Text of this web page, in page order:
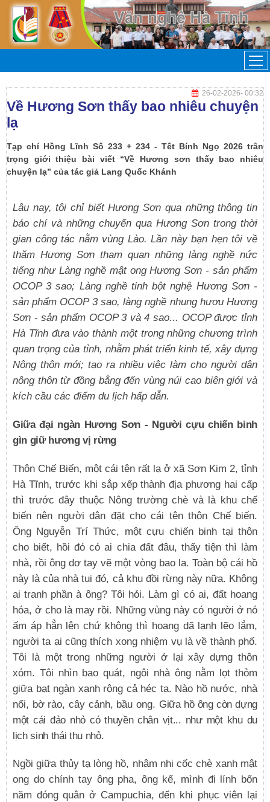
26-02-2026- 00:32
Về Hương Sơn thấy bao nhiêu chuyện
lạ
Tạp chí Hồng Lĩnh Số 233 + 234 - Tết Bính Ngọ 2026 trân
trọng giới thiệu bài viết “Về Hương sơn thấy bao nhiêu
chuyện lạ” của tác giả Lang Quốc Khánh
Lâu nay, tôi chỉ biết Hương Sơn qua những thông tin
báo chí và những chuyến qua Hương Sơn trong thời
gian công tác nằm vùng Lào. Lần này bạn hẹn tôi về
thăm Hương Sơn tham quan những làng nghề nức
tiếng như Làng nghề mật ong Hương Sơn - sản phẩm
OCOP 3 sao; Làng nghề tinh bột nghệ Hương Sơn -
sản phẩm OCOP 3 sao, làng nghề nhung hươu Hương
Sơn - sản phẩm OCOP 3 và 4 sao... OCOP được tỉnh
Hà Tĩnh đưa vào thành một trong những chương trình
quan trọng của tỉnh, nhằm phát triển kinh tế, xây dựng
Nông thôn mới; tạo ra nhiều việc làm cho người dân
nông thôn từ đồng bằng đến vùng núi cao biên giới và
kích cầu các điểm du lịch hấp dẫn.
Giữa đại ngàn Hương Sơn - Người cựu chiến binh
gìn giữ hương vị rừng
Thôn Chế Biến, một cái tên rất lạ ở xã Sơn Kim 2, tỉnh
Hà Tĩnh, trước khi sắp xếp thành địa phương hai cấp
thì trước đây thuộc Nông trường chè và là khu chế
biến nên người dân đặt cho cái tên thôn Chế biến.
Ông Nguyễn Trí Thức, một cựu chiến binh tại thôn
cho biết, hồi đó có ai chia đất đâu, thấy tiện thì làm
nhà, rồi ông dơ tay vẽ một vòng bao la. Toàn bộ cái hồ
này là của nhà tui đó, cả khu đồi rừng này nữa. Không
ai tranh phần à ông? Tôi hỏi. Làm gì có ai, đất hoang
hóa, ở cho là may rồi. Những vùng này có người ở nó
ấm áp hẳn lên chứ không thì hoang dã lạnh lẽo lắm,
người ta ai cũng thích xong nhiệm vụ là về thành phố.
Tôi là một trong những người ở lại xây dựng thôn
xóm. Tôi nhìn bao quát, ngôi nhà ông nằm lọt thỏm
giữa bạt ngàn xanh rộng cả héc ta. Nào hồ nước, nhà
nổi, bờ rào, cây cảnh, bầu ong. Giữa hồ ông còn dựng
một cái đảo nhỏ có thuyền chân vịt... như một khu du
lịch sinh thái thu nhỏ.
Ngồi giữa thủy tạ lòng hồ, nhâm nhi cốc chè xanh mật
ong do chính tay ông pha, ông kể, mình đi lính bốn
năm đóng quân ở Campuchia, đến khi phục viên lại